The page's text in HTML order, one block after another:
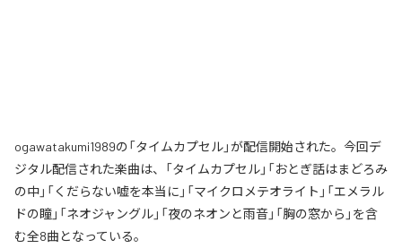
ogawatakumi1989の「タイムカプセル」が配信開始された。今回デ
ジタル配信された楽曲は、「タイムカプセル」「おとぎ話はまどろみ
の中」「くだらない嘘を本当に」「マイクロメテオライト」「エメラル
ドの瞳」「ネオジャングル」「夜のネオンと雨音」「胸の窓から」を含
む全8曲となっている。